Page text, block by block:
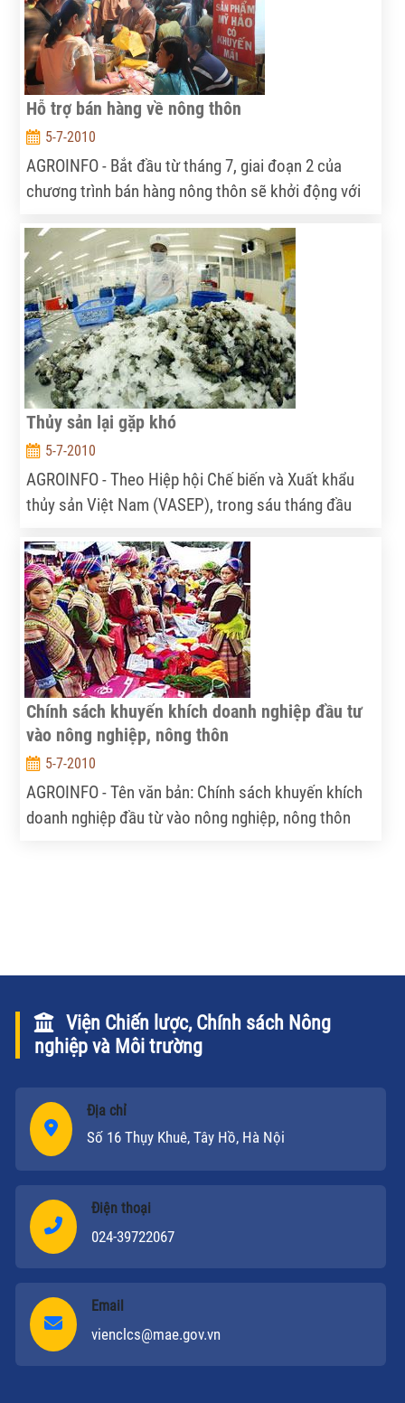
Hỗ trợ bán hàng về nông thôn
5-7-2010
AGROINFO - Bắt đầu từ tháng 7, giai đoạn 2 của
chương trình bán hàng nông thôn sẽ khởi động với
nước.
Thủy sản lại gặp khó
5-7-2010
AGROINFO - Theo Hiệp hội Chế biến và Xuất khẩu
thủy sản Việt Nam (VASEP), trong sáu tháng đầu
tăng 17,3% so với cùng kỳ năm trước. Tuy nhiên,
ngành thủy sản cũng đang đối mặt với nhiều khó
khăn để hoàn thành mục tiêu xuất khẩu 4,5 tỉ đô la
Mỹ trong năm 2010.
Chính sách khuyến khích doanh nghiệp đầu tư
vào nông nghiệp, nông thôn
5-7-2010
AGROINFO - Tên văn bản: Chính sách khuyến khích
doanh nghiệp đầu từ vào nông nghiệp, nông thôn
Viện Chiến lược, Chính sách Nông
nghiệp và Môi trường
Địa chỉ
Số 16 Thụy Khuê, Tây Hồ, Hà Nội
Điện thoại
024-39722067
Email
vienclcs@mae.gov.vn